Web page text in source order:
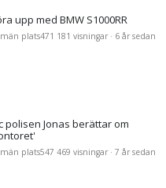
upp med BMW S1000RR
plats471 181 visningar · 6 år sedan
polisen Jonas berättar om
plats547 469 visningar · 7 år sedan